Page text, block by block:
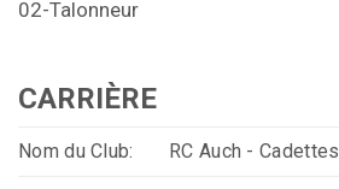
02-Talonneur
CARRIÈRE
Nom du Club: RC Auch - Cadettes